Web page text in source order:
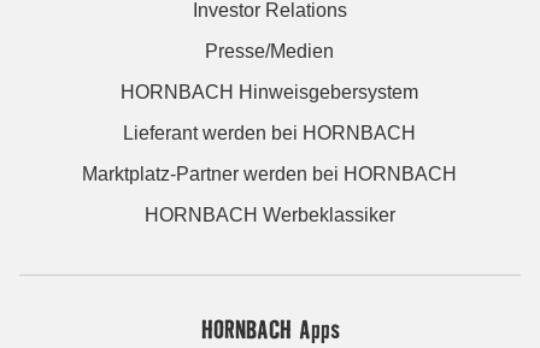
Investor Relations
Presse/Medien
HORNBACH Hinweisgebersystem
Lieferant werden bei HORNBACH
Marktplatz-Partner werden bei HORNBACH
HORNBACH Werbeklassiker
HORNBACH Apps